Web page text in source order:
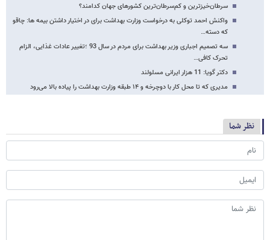
سرطان‌خیزترین و کم‌سرطان‌ترین کشورهای جهان کدامند؟
واکنش احمد توکلی به درخواست وزارت بهداشت برای در اختیار داشتن بیمه ها: چاقو
که دسته…
سه تصمیم اجباری وزیر بهداشت برای مردم در سال 93 ؛تغییر عادات غذایی، الزام
تحرک کافی…
دکتر گویا: 11 هزار ایرانی مسلولند
مدیری که تا محل کار با دوچرخه و ۱۴ طبقه وزارت بهداشت را پیاده بالا می‌رود
نظر شما